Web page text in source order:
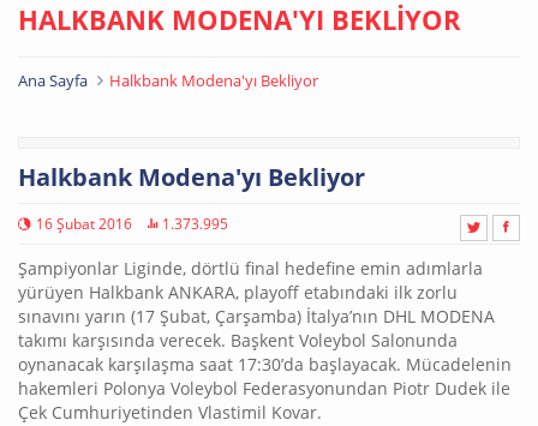
HALKBANK MODENA'YI BEKLİYOR
Ana Sayfa Halkbank Modena'yı Bekliyor
Halkbank Modena'yı Bekliyor
16 Şubat 2016 1.373.995
Şampiyonlar Liginde, dörtlü final hedefine emin adımlarla
yürüyen Halkbank ANKARA, playoff etabındaki ilk zorlu
sınavını yarın (17 Şubat, Çarşamba) İtalya’nın DHL MODENA
takımı karşısında verecek. Başkent Voleybol Salonunda
oynanacak karşılaşma saat 17:30’da başlayacak. Mücadelenin
hakemleri Polonya Voleybol Federasyonundan Piotr Dudek ile
Çek Cumhuriyetinden Vlastimil Kovar.